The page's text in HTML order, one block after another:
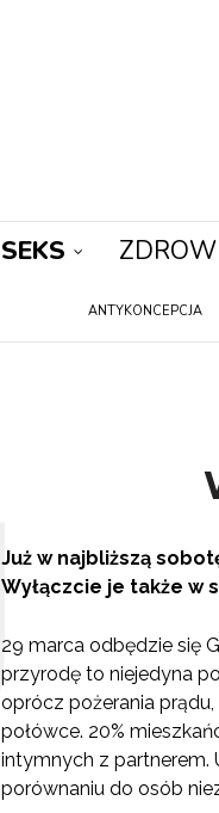
SEKS
ANTYKONCEPCJA
Już w najbliższą
Wyłączcie je także w
29 marca odbędzie się
przyrodę to niejedyna
oprócz pożerania
połówce. 20%
intymnych z partnerem.
porównaniu do osób